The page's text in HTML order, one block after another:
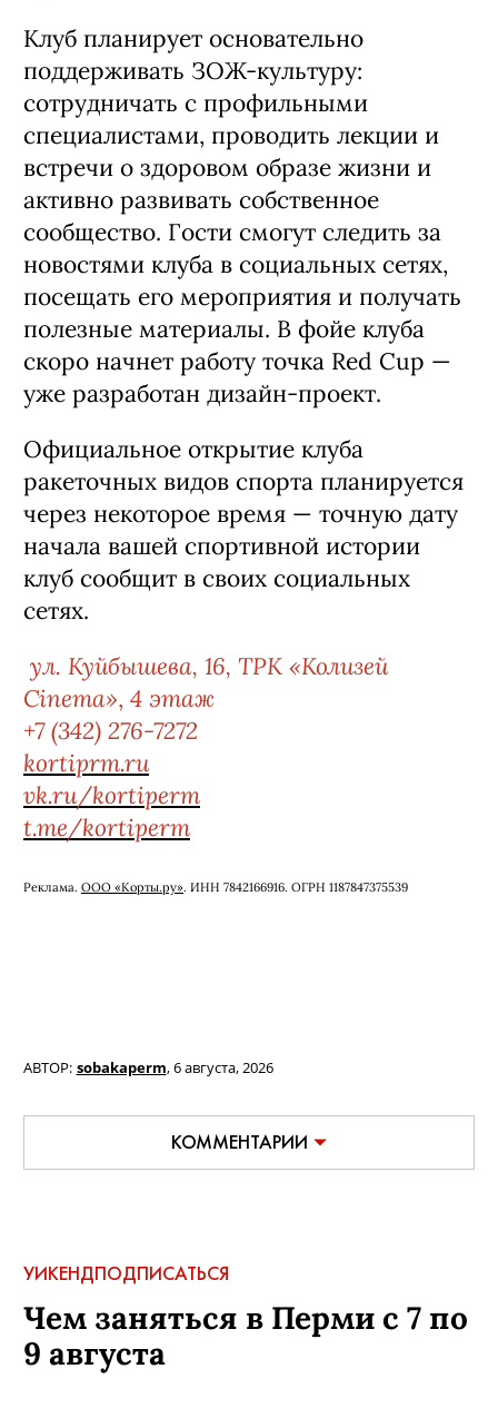
Клуб планирует основательно
поддерживать ЗОЖ-культуру:
сотрудничать с профильными
специалистами, проводить лекции и
встречи о здоровом образе жизни и
активно развивать собственное
сообщество. Гости смогут следить за
новостями клуба в социальных сетях,
посещать его мероприятия и получать
полезные материалы. В фойе клуба
скоро начнет работу точка Red Cup —
уже разработан дизайн-проект.
Официальное открытие клуба
ракеточных видов спорта планируется
через некоторое время — точную дату
начала вашей спортивной истории
клуб сообщит в своих социальных
сетях.
ул. Куйбышева, 16, ТРК «Колизей
Cinema», 4 этаж
+7 (342) 276-7272
kortiprm.ru
vk.ru/kortiperm
t.me/kortiperm
Реклама. ООО «Корты.ру». ИНН 7842166916. ОГРН 1187847375539
АВТОР: sobakaperm,6 августа, 2026
КОММЕНТАРИИ
УИКЕНДПОДПИСАТЬСЯ
Чем заняться в Перми с 7 по
9 августа